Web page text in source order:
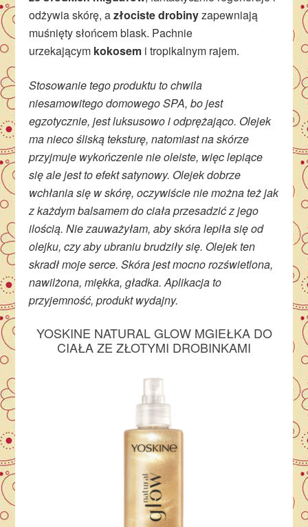
odżywia skórę, azłociste drobinyzapewniają
muśnięty słońcem blask. Pachnie
urzekającym kokosem i tropikalnym rajem.
Stosowanie tego produktu to chwila
niesamowitego domowego SPA, bo jest
egzotycznie, jest luksusowo i odprężająco. Olejek
ma nieco śliską teksturę, natomiast na skórze
przyjmuje wykończenie nie oleiste, więc lepiące
się ale jest to efekt satynowy. Olejek dobrze
wchłania się w skórę, oczywiście nie można też jak
z każdym balsamem do ciała przesadzić z jego
ilością. Nie zauważyłam, aby skóra lepiła się od
olejku, czy aby ubraniu brudziły się. Olejek ten
skradł moje serce. Skóra jest mocno rozświetlona,
nawilżona, miękka, gładka. Aplikacja to
przyjemność, produkt wydajny.
YOSKINE NATURAL GLOW MGIEŁKA DO
CIAŁA ZE ZŁOTYMI DROBINKAMI